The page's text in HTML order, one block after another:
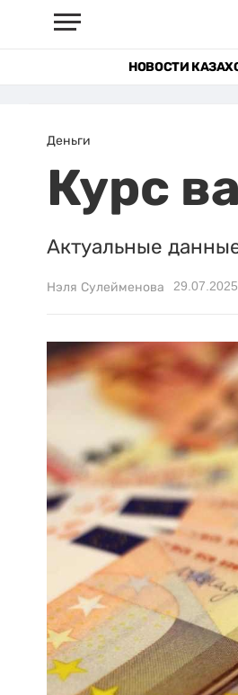
НОВОСТИ
Деньги
Курс
Актуальные
Нэля Сулейменова